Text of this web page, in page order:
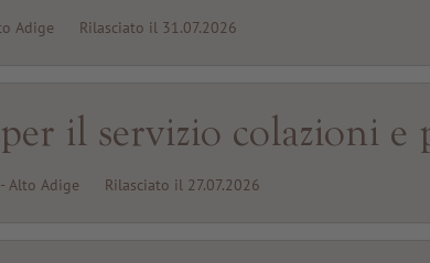
Adige Rilasciato il 31.07.2026
il servizio colazioni
Alto Adige Rilasciato il 27.07.2026